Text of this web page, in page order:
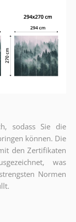
sodass Sie die
können. Die
den Zertifikaten
was
Normen